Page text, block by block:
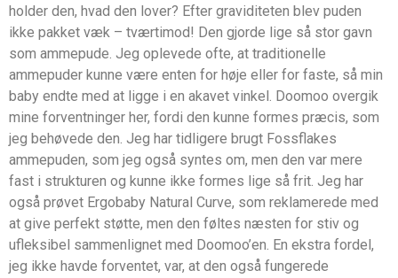
holder den, hvad den lover? Efter graviditeten blev puden
ikke pakket væk – tværtimod! Den gjorde lige så stor gavn
som ammepude. Jeg oplevede ofte, at traditionelle
ammepuder kunne være enten for høje eller for faste, så min
baby endte med at ligge i en akavet vinkel. Doomoo overgik
mine forventninger her, fordi den kunne formes præcis, som
jeg behøvede den. Jeg har tidligere brugt Fossflakes
ammepuden, som jeg også syntes om, men den var mere
fast i strukturen og kunne ikke formes lige så frit. Jeg har
også prøvet Ergobaby Natural Curve, som reklamerede med
at give perfekt støtte, men den føltes næsten for stiv og
ufleksibel sammenlignet med Doomoo’en. En ekstra fordel,
jeg ikke havde forventet, var, at den også fungerede